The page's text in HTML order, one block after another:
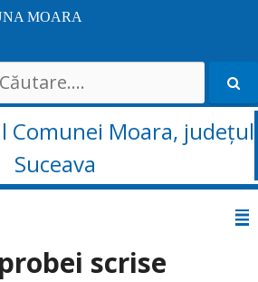
MOARA
Search
for:
Comunei Moara, județul
Suceava
scrise